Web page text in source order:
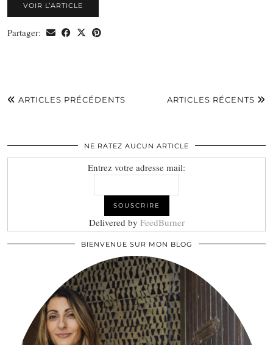
VOIR L’ARTICLE
Partager:
ARTICLES PRÉCÉDENTS ARTICLES RÉCENTS
NE RATEZ AUCUN ARTICLE
Entrez votre adresse mail:
Delivered by FeedBurner
BIENVENUE SUR MON BLOG